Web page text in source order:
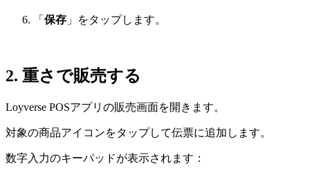
「 保存 」をタップします。
2. 重さで販売する
Loyverse POSアプリの販売画面を開きます。
対象の商品アイコンをタップして伝票に追加します。
数字入力のキーパッドが表示されます：